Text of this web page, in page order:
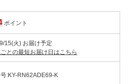
ポイント
15(火) お届け予定
との最短お届け日はこちら
:KY-RN62ADE69-K